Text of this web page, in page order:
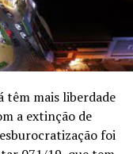
têm mais liberdade
a extinção de
foi